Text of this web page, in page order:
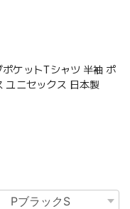
ケットTシャツ 半袖 ポ
ユニセックス 日本製